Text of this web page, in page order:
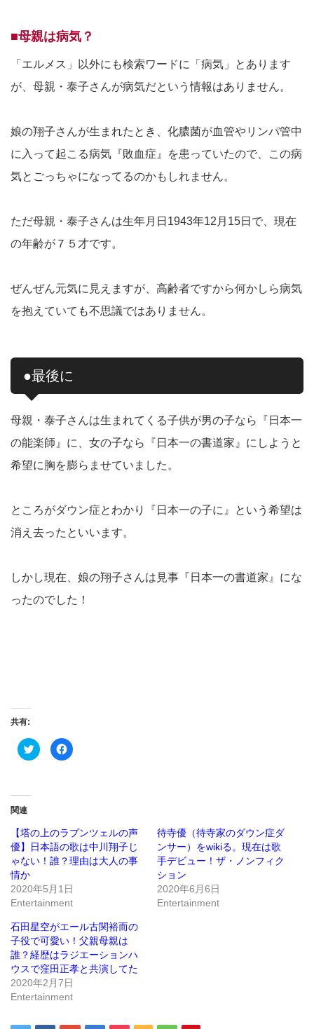
■母親は病気？
「エルメス」以外にも検索ワードに「病気」とあります
が、母親・泰子さんが病気だという情報はありません。
娘の翔子さんが生まれたとき、化膿菌が血管やリンパ管中
に入って起こる病気『敗血症』を患っていたので、この病
気とごっちゃになってるのかもしれません。
ただ母親・泰子さんは生年月日1943年12月15日で、現在
の年齢が７５才です。
ぜんぜん元気に見えますが、高齢者ですから何かしら病気
を抱えていても不思議ではありません。
●最後に
母親・泰子さんは生まれてくる子供が男の子なら『日本一
の能楽師』に、女の子なら『日本一の書道家』にしようと
希望に胸を膨らませていました。
ところがダウン症とわかり『日本一の子に』という希望は
消え去ったといいます。
しかし現在、娘の翔子さんは見事『日本一の書道家』にな
ったのでした！
共有:
ク
リ
(新
し
い
ウ
ィ
ウ
で
開
ま
す)
Facebook
で
ッ
ク
し
て
く
い
(新
し
ウ
ィ
ン
ド
ウ
で
開
き
ま
す)
関連
【塔の上のラプンツェルの声
優】日本語の歌は中川翔子じ
ゃない！誰？理由は大人の事
情か
2020年5月1日
Entertainment
待寺優（待寺家のダウン症ダ
ンサー）をwikiる。現在は歌
手デビュー！ザ・ノンフィク
ション
2020年6月6日
Entertainment
石田星空がエール古関裕而の
子役で可愛い！父親母親は
誰？経歴はラジエーションハ
ウスで窪田正孝と共演してた
2020年2月7日
Entertainment